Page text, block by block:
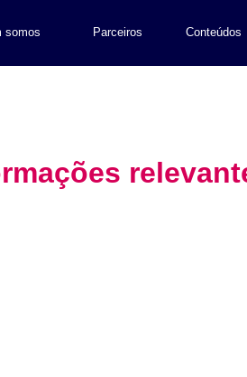
somos Parceiros Conteúdos